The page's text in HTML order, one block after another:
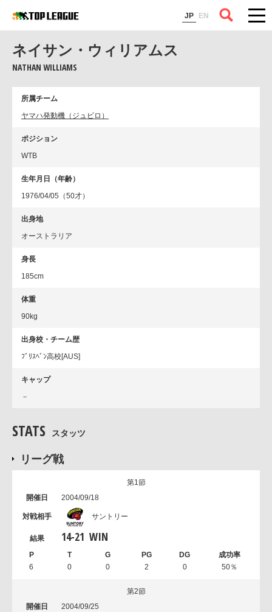
JP EN
コラム
ネイサン・ウィリアムス
NATHAN WILLIAMS
所属チーム
ヤマハ発動機（ジュビロ）
ポジション
WTB
生年月日（年齢）
1976/04/05（50才）
出身地
オーストラリア
身長
185cm
体重
90kg
出身校・チーム歴
ﾌﾞﾘｽﾍﾞﾝ高校[AUS]
キャップ
－
STATS スタッツ
リーグ戦
第1節
2004/09/18
サントリー
14-21 WIN
6 0 0 2 0 50％
第2節
2004/09/25